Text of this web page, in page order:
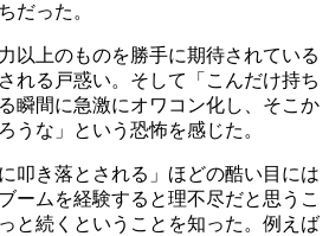
だった。
以上のものを勝手に期待されている
れる戸惑い。そして「こんだけ持ち
瞬間に急激にオワコン化し、そこか
うな」という恐怖を感じた。
叩き落とされる」ほどの酷い目には
ームを経験すると理不尽だと思うこ
と続くということを知った。例えば